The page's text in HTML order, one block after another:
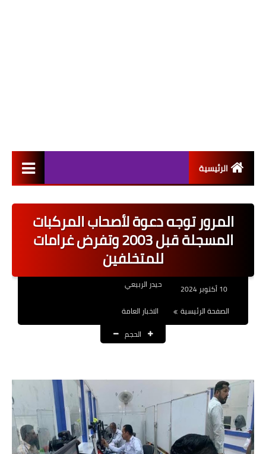
الرئيسية
اخبار القطاع العام
اخبار القطاع الخاص
نتائج التعيينات
الرواتب والقروض
القروض والسلف
المنح المالية
قطع الاراضي
المرور توجه دعوة لأصحاب المركبات
المسجلة قبل 2003 وتفرض غرامات
للمتخلفين
10 أكتوبر 2024
حيدر الربيعي
الصفحة الرئيسية
الاخبار العامة
الحجم